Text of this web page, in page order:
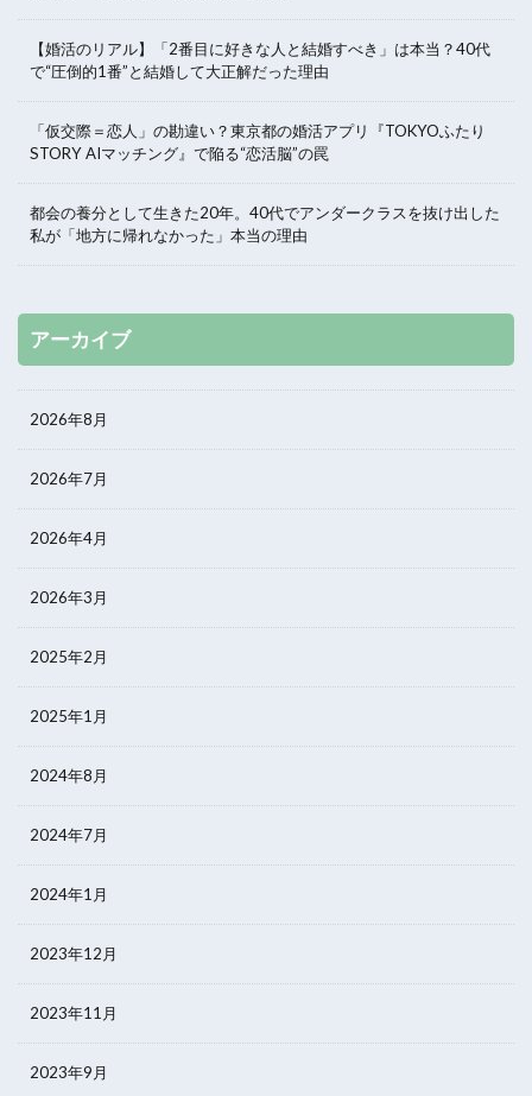
【婚活のリアル】「2番目に好きな人と結婚すべき」は本当？40代
で“圧倒的1番”と結婚して大正解だった理由
「仮交際＝恋人」の勘違い？東京都の婚活アプリ『TOKYOふたり
STORY AIマッチング』で陥る“恋活脳”の罠
都会の養分として生きた20年。40代でアンダークラスを抜け出した
私が「地方に帰れなかった」本当の理由
アーカイブ
2026年8月
2026年7月
2026年4月
2026年3月
2025年2月
2025年1月
2024年8月
2024年7月
2024年1月
2023年12月
2023年11月
2023年9月